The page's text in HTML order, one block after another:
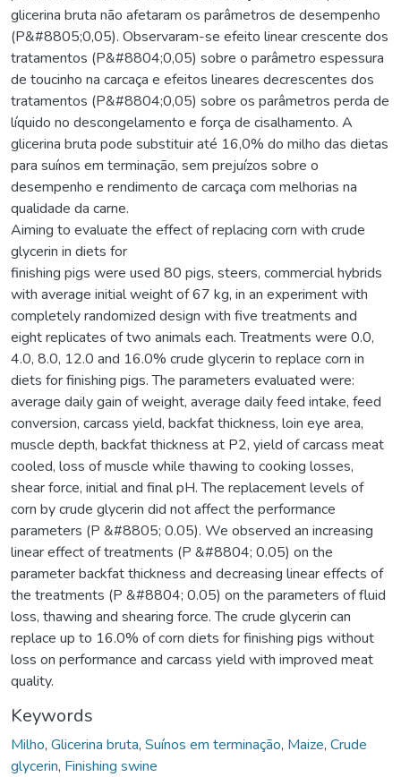
glicerina bruta não afetaram os parâmetros de desempenho
(P&#8805;0,05). Observaram-se efeito linear crescente dos
tratamentos (P&#8804;0,05) sobre o parâmetro espessura
de toucinho na carcaça e efeitos lineares decrescentes dos
tratamentos (P&#8804;0,05) sobre os parâmetros perda de
líquido no descongelamento e força de cisalhamento. A
glicerina bruta pode substituir até 16,0% do milho das dietas
para suínos em terminação, sem prejuízos sobre o
desempenho e rendimento de carcaça com melhorias na
qualidade da carne.
Aiming to evaluate the effect of replacing corn with crude
glycerin in diets for
finishing pigs were used 80 pigs, steers, commercial hybrids
with average initial weight of 67 kg, in an experiment with
completely randomized design with five treatments and
eight replicates of two animals each. Treatments were 0.0,
4.0, 8.0, 12.0 and 16.0% crude glycerin to replace corn in
diets for finishing pigs. The parameters evaluated were:
average daily gain of weight, average daily feed intake, feed
conversion, carcass yield, backfat thickness, loin eye area,
muscle depth, backfat thickness at P2, yield of carcass meat
cooled, loss of muscle while thawing to cooking losses,
shear force, initial and final pH. The replacement levels of
corn by crude glycerin did not affect the performance
parameters (P &#8805; 0.05). We observed an increasing
linear effect of treatments (P &#8804; 0.05) on the
parameter backfat thickness and decreasing linear effects of
the treatments (P &#8804; 0.05) on the parameters of fluid
loss, thawing and shearing force. The crude glycerin can
replace up to 16.0% of corn diets for finishing pigs without
loss on performance and carcass yield with improved meat
quality.
Keywords
Milho, Glicerina bruta, Suínos em terminação, Maize, Crude
glycerin, Finishing swine